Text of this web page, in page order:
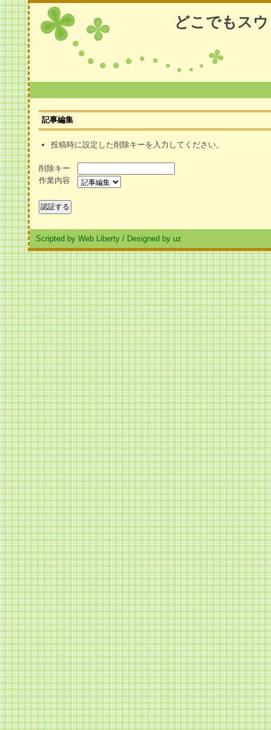
どこでもス
記事編集
投稿時に設定した削除キーを入力してください。
削除キー
作業内容
Scripted by Web Liberty / Designed by uz